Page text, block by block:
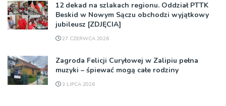
12 dekad na szlakach regionu. Oddział PTTK
Beskid w Nowym Sączu obchodzi wyjątkowy
jubileusz [ZDJĘCIA]
27 CZERWCA 2026
Zagroda Felicji Curyłowej w Zalipiu pełna
muzyki – śpiewać mogą całe rodziny
3 LIPCA 2026